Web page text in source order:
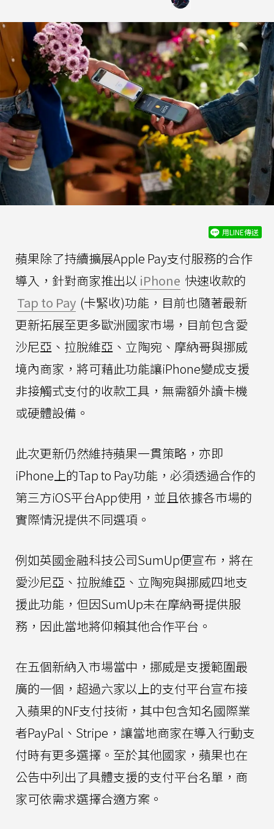
用LINE傳送
蘋果除了持續擴展Apple Pay支付服務的合作
導入，針對商家推出以 iPhone 快速收款的
Tap to Pay (卡緊收)功能，目前也隨著最新
更新拓展至更多歐洲國家市場，目前包含愛
沙尼亞、拉脫維亞、立陶宛、摩納哥與挪威
境內商家，將可藉此功能讓iPhone變成支援
非接觸式支付的收款工具，無需額外讀卡機
或硬體設備。
此次更新仍然維持蘋果一貫策略，亦即
iPhone上的Tap to Pay功能，必須透過合作的
第三方iOS平台App使用，並且依據各市場的
實際情況提供不同選項。
例如英國金融科技公司SumUp便宣布，將在
愛沙尼亞、拉脫維亞、立陶宛與挪威四地支
援此功能，但因SumUp未在摩納哥提供服
務，因此當地將仰賴其他合作平台。
在五個新納入市場當中，挪威是支援範圍最
廣的一個，超過六家以上的支付平台宣布接
入蘋果的NF支付技術，其中包含知名國際業
者PayPal、Stripe，讓當地商家在導入行動支
付時有更多選擇。至於其他國家，蘋果也在
公告中列出了具體支援的支付平台名單，商
家可依需求選擇合適方案。